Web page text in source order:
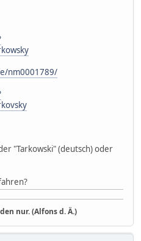
nm0001789/
"Tarkowski" (deutsch) oder
nur. (Alfons d. Ä.)